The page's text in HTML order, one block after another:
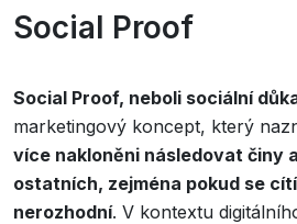
Social Proof
Social Proof, neboli sociální
marketingový koncept, který
více nakloněni následovat činy
ostatních, zejména pokud se
nerozhodní. V kontextu